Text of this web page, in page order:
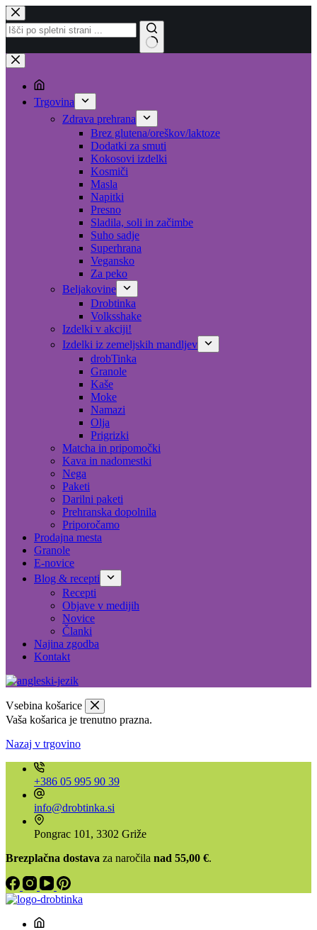
Skip
to
content
No
results
Trgovina
Zdrava prehrana
Brez glutena/oreškov/laktoze
Dodatki za smuti
Kokosovi izdelki
Kosmiči
Masla
Napitki
Presno
Sladila, soli in začimbe
Suho sadje
Superhrana
Vegansko
Za peko
Beljakovine
Drobtinka
Volksshake
Izdelki v akciji!
Izdelki iz zemeljskih mandljev
drobTinka
Granole
Kaše
Moke
Namazi
Olja
Prigrizki
Matcha in pripomočki
Kava in nadomestki
Nega
Paketi
Darilni paketi
Prehranska dopolnila
Priporočamo
Prodajna mesta
Granole
E-novice
Blog & recepti
Recepti
Objave v medijih
Novice
Članki
Najina zgodba
Kontakt
Vsebina košarice
Vaša košarica je trenutno prazna.
Nazaj v trgovino
+386 05 995 90 39
info@drobtinka.si
Pongrac 101, 3302 Griže
Brezplačna dostava za naročila nad 55,00 €.